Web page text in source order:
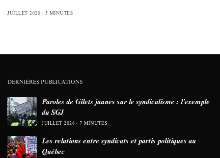
JUILLET 2020 5 MINUTES
DERNIÈRES PUBLICATIONS
Paroles de Gilets jaunes sur le syndicalisme : l’exemple
du SGJ
JUILLET 2026 7 MINUTES
Les relations entre syndicats et partis politiques au
Québec